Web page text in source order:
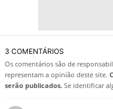
3 COMENTÁRIOS
Os comentários são de
representam a opinião deste site.
serão publicados. Se identificar